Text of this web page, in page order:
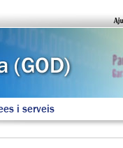
i serveis